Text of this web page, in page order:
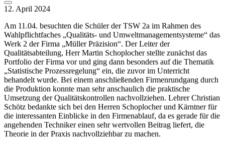
12. April 2024
Am 11.04. besuchten die Schüler der TSW 2a im Rahmen des
Wahlpflichtfaches „Qualitäts- und Umweltmanagementsysteme“ das
Werk 2 der Firma „Müller Präzision“. Der Leiter der
Qualitätsabteilung, Herr Martin Schoplocher stellte zunächst das
Portfolio der Firma vor und ging dann besonders auf die Thematik
„Statistische Prozessregelung“ ein, die zuvor im Unterricht
behandelt wurde. Bei einem anschließenden Firmenrundgang durch
die Produktion konnte man sehr anschaulich die praktische
Umsetzung der Qualitätskontrollen nachvollziehen. Lehrer Christian
Schötz bedankte sich bei den Herren Schoplocher und Kärntner für
die interessanten Einblicke in den Firmenablauf, da es gerade für die
angehenden Techniker einen sehr wertvollen Beitrag liefert, die
Theorie in der Praxis nachvollziehbar zu machen.